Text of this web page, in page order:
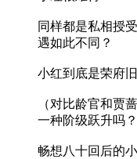
同样都是私相授
遇如此不同？
小红到底是荣府
（对比龄官和贾
一种阶级跃升吗？
畅想八十回后的